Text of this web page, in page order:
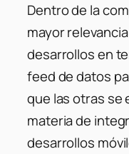
Dentro de la
mayor
desarrollos en
feed de datos
que las otras se
materia de
desarrollos